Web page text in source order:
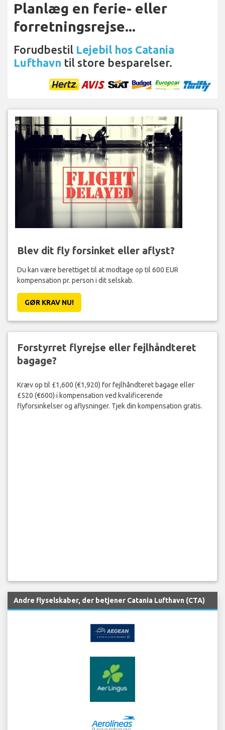
Planlæg en ferie- eller
forretningsrejse...
Forudbestil Lejebil hos Catania
Lufthavn til store besparelser.
Blev dit fly forsinket eller aflyst?
Du kan være berettiget til at modtage op til 600 EUR
kompensation pr. person i dit selskab.
GØR KRAV NU!
Forstyrret flyrejse eller fejlhåndteret
bagage?
Kræv op til £1,600 (€1,920) for fejlhåndteret bagage eller
£520 (€600) i kompensation ved kvalificerende
flyforsinkelser og aflysninger. Tjek din kompensation gratis.
Andre flyselskaber, der betjener Catania Lufthavn (CTA)